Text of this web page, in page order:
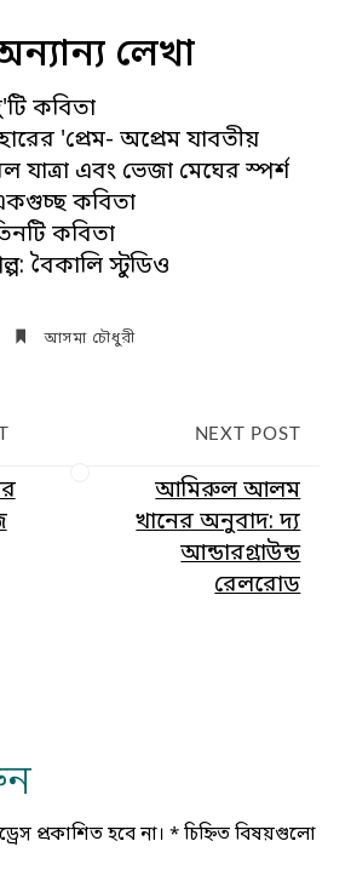
লেখা
কবিতা
'প্রেম- অপ্রেম যাবতীয়
যাত্রা এবং ভেজা মেঘের স্পর্শ
কবিতা
কবিতা
বৈকালি স্টুডিও
আসমা চৌধুরী
NEXT POST
আমিরুল আলম
খানের অনুবাদ: দ্য
আন্ডারগ্রাউন্ড
রেলরোড
প্রকাশিত হবে না। *চিহ্নিত বিষয়গুলো